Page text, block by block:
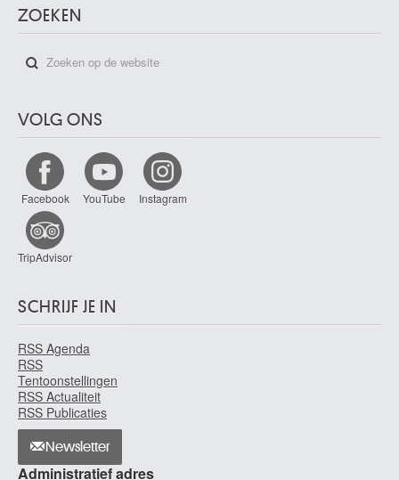
ZOEKEN
VOLG ONS
Facebook YouTube Instagram
TripAdvisor
SCHRIJF JE IN
RSS Agenda
RSS
Tentoonstellingen
RSS Actualiteit
RSS Publicaties
Newsletter
Administratief adres